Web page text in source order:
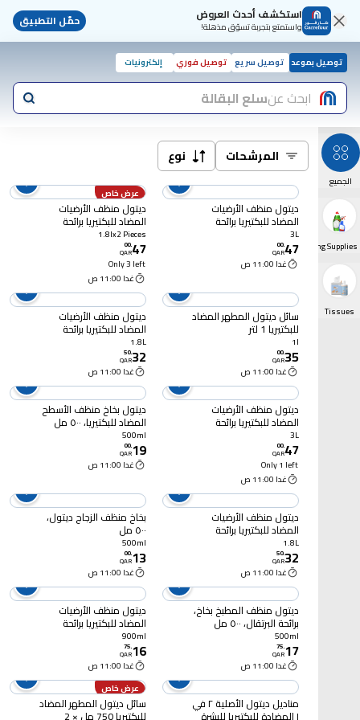
استكشف أحدث العروض
واستمتع بتجربة تسوّق مذهلة! حمّل التطبيق
توصيل بموعد توصيل سريع توصيل فوري إلكترونيات
ابحث عنسلع البقالة
الجميع
Cleaning Supplies
Tissues
المرشحات نوع
ديتول منظف الأرضيات
المضاد للبكتيريا برائحة
اللافندر، 3 لتر3L
47
.
00
QAR
غدا 11:00 ص
عرض خاص
ديتول منظف الأرضيات
المضاد للبكتيريا برائحة
اللافندر، 1.8 لتر × 2
1.8lx2 Pieces
47
.
00
QAR
Only 3 left
غدا 11:00 ص
سائل ديتول المطهر المضاد
للبكتيريا 1 لتر
1l
35
.
00
QAR
غدا 11:00 ص
ديتول منظف الأرضيات
المضاد للبكتيريا برائحة
الليمون المنعش، 1.8 لتر1.8L
32
.
50
QAR
غدا 11:00 ص
ديتول منظف الأرضيات
المضاد للبكتيريا برائحة
الصنوبر، 3 لتر3L
47
.
00
QAR
Only 1 left
غدا 11:00 ص
ديتول بخاخ منظف الأسطح
المضاد للبكتيريا، ٥٠٠ مل
500ml
19
.
00
QAR
غدا 11:00 ص
ديتول منظف الأرضيات
المضاد للبكتيريا برائحة
الياسمين، 1.8 لتر1.8L
32
.
50
QAR
غدا 11:00 ص
بخاخ منظف الزجاج ديتول،
٥٠٠ مل
500ml
13
.
00
QAR
غدا 11:00 ص
ديتول منظف المطبخ بخاخ،
برائحة البرتقال، ٥٠٠ مل
500ml
17
.
75
QAR
غدا 11:00 ص
ديتول منظف الأرضيات
المضاد للبكتيريا برائحة
فريش أكوا، 900 مل
900ml
16
.
75
QAR
غدا 11:00 ص
مناديل ديتول الأصلية ٢ في
عرض خاص
سائل ديتول المطهر المضاد